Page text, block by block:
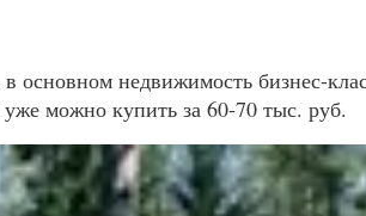
основном недвижимость бизнес-
можно купить за 60-70 тыс. руб.